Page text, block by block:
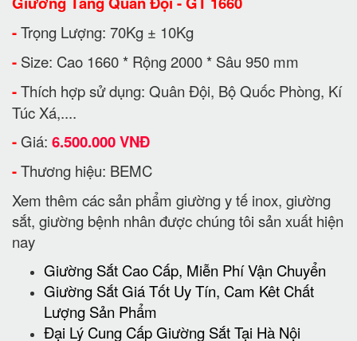
-Trọng Lượng: 70Kg ± 10Kg
- Size: Cao 1660 * Rộng 2000 * Sâu 950 mm
-Thích hợp sử dụng: Quân Đội, Bộ Quốc Phòng, Kí
Túc Xá,....
- Giá: 6.500.000 VNĐ
-Thương hiệu: BEMC
Xem thêm các sản phẩm giường y tế inox, giường
sắt, giường bệnh nhân được chúng tôi sản xuất hiện
nay
Giường Sắt Cao Cấp, Miễn Phí Vận Chuyển
Giường Sắt Giá Tốt Uy Tín, Cam Kêt Chất
Lượng Sản Phẩm
Đại Lý Cung Cấp Giường Sắt Tại Hà Nội